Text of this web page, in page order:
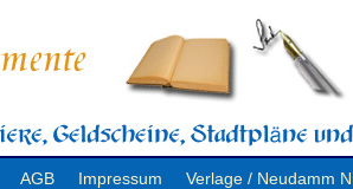
AGB Impressum Verlage / Neudamm